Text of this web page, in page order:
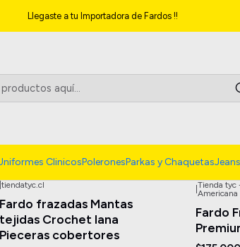
ClinicosPoleronesParkas y Chaquetas
Llegaste a tu Importadora de Fardos !!
Inicio Ropa Casa
|tiendatyc.cl
Fardo frazadas Mantas
tejidas Crochet lana
Pieceras cobertores
-10%OFF
Tienda tyc
Americana
Fardo